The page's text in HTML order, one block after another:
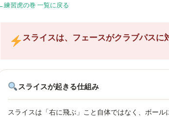
練習虎の巻 一覧に戻る
スライスは、 フェースがクラブパスに
スライスが起きる仕組み
スライスは「右に飛ぶ」こと自体ではなく、ボール